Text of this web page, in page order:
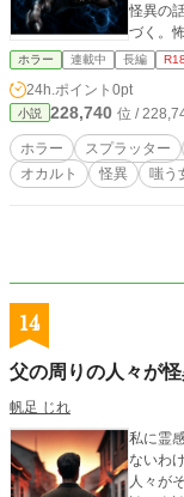
怪異の
づく。
最狂の
ホラー 連載中 長編 R18
24h.ポイント 0pt
小説 228,740 位 /
ホラー スプラッター
オカルト
怪異 嗤う
14
父の周りの人々が
帆足 じれ
私に霊
ないわ
人々が